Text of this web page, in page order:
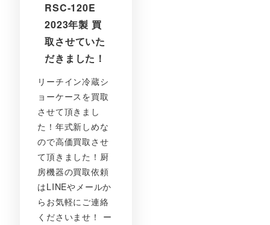
RSC-120E
2023年製 買
取させていた
だきました！
リーチイン冷蔵シ
ョーケースを買取
させて頂きまし
た！年式新しめな
ので高価買取させ
て頂きました！厨
房機器の買取依頼
はLINEやメールか
らお気軽にご連絡
くださいませ！ ー